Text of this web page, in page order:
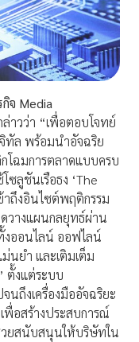
จ Media
ล่าวว่า “เพื่อตอบโจทย์
ทัล พร้อมนำอัจฉริย
โฉมการตลาดแบบครบ
โซลูชันเรือธง ‘The
าถึงอินไซต์พฤติกรรม
วางแผนกลยุทธ์ผ่าน
งออนไลน์ ออฟไลน์
นยำ และเติมเต็ม
ตั้งแต่ระบบ
นถึงเครื่องมืออัจฉริยะ
พื่อสร้างประสบการณ์
วยสนับสนุนให้บริษัทใน